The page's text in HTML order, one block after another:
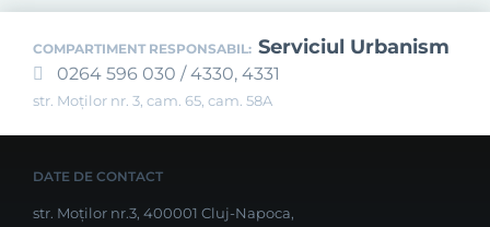
COMPARTIMENT RESPONSABIL: Serviciul Urbanism
0264 596 030 / 4330, 4331
str. Moților nr. 3, cam. 65, cam. 58A
DATE DE CONTACT
str. Moților nr.3, 400001 Cluj-Napoca,